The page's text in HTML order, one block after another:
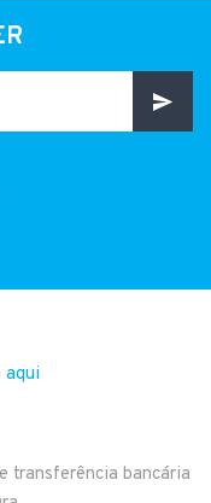
aqui
transferência bancária